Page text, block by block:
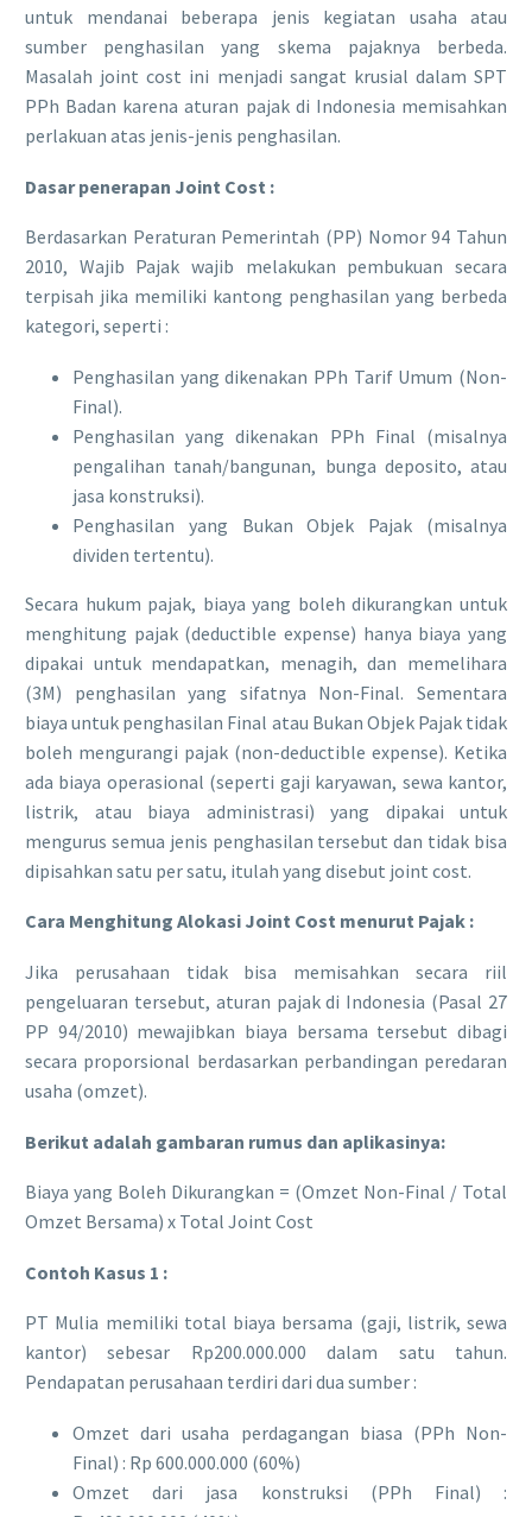
untuk mendanai beberapa jenis kegiatan usaha atau
sumber penghasilan yang skema pajaknya berbeda.
Masalah joint cost ini menjadi sangat krusial dalam SPT
PPh Badan karena aturan pajak di Indonesia memisahkan
perlakuan atas jenis-jenis penghasilan.
Dasar penerapan Joint Cost :
​Berdasarkan Peraturan Pemerintah (PP) Nomor 94 Tahun
2010, Wajib Pajak wajib melakukan pembukuan secara
terpisah jika memiliki kantong penghasilan yang berbeda
kategori, seperti :
​Penghasilan yang dikenakan PPh Tarif Umum (Non-
Final).
​Penghasilan yang dikenakan PPh Final (misalnya
pengalihan tanah/bangunan, bunga deposito, atau
jasa konstruksi).
​Penghasilan yang Bukan Objek Pajak (misalnya
dividen tertentu).
​Secara hukum pajak, biaya yang boleh dikurangkan untuk
menghitung pajak (deductible expense) hanya biaya yang
dipakai untuk mendapatkan, menagih, dan memelihara
(3M) penghasilan yang sifatnya Non-Final. Sementara
biaya untuk penghasilan Final atau Bukan Objek Pajak tidak
boleh mengurangi pajak (non-deductible expense). Ketika
ada biaya operasional (seperti gaji karyawan, sewa kantor,
listrik, atau biaya administrasi) yang dipakai untuk
mengurus semua jenis penghasilan tersebut dan tidak bisa
dipisahkan satu per satu, itulah yang disebut joint cost.
Cara Menghitung Alokasi Joint Cost menurut Pajak :
​Jika perusahaan tidak bisa memisahkan secara riil
pengeluaran tersebut, aturan pajak di Indonesia (Pasal 27
PP 94/2010) mewajibkan biaya bersama tersebut dibagi
secara proporsional berdasarkan perbandingan peredaran
usaha (omzet).
Berikut adalah gambaran rumus dan aplikasinya:
Biaya yang Boleh Dikurangkan = (Omzet Non-Final / Total
Omzet Bersama) x Total Joint Cost
Contoh Kasus 1 :
​PT Mulia memiliki total biaya bersama (gaji, listrik, sewa
kantor) sebesar Rp200.000.000 dalam satu tahun.
Pendapatan perusahaan terdiri dari dua sumber :
​Omzet dari usaha perdagangan biasa (PPh Non-
Final) : Rp 600.000.000 (60%)
​Omzet dari jasa konstruksi (PPh Final) :